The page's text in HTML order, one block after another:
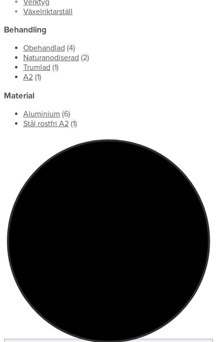
Växelriktarställ
Behandling
Obehandlad (4)
Naturanodiserad (2)
Trumlad (1)
A2 (1)
Material
Aluminium (6)
Stål rostfri A2 (1)